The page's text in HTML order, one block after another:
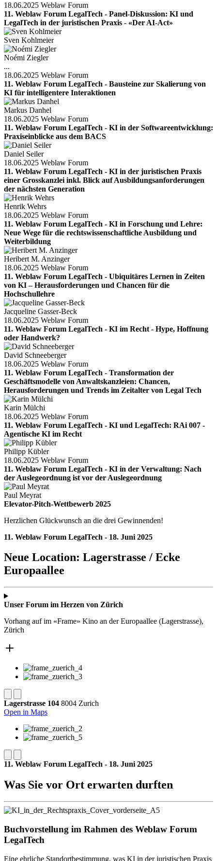
18.06.2025 Weblaw Forum
11. Weblaw Forum LegalTech - Panel-Diskussion: KI und
LegalTech in der juristischen Praxis - «Der AI-Act»
Sven Kohlmeier
Noémi Ziegler
...
18.06.2025 Weblaw Forum
11. Weblaw Forum LegalTech - Bausteine zur Skalierung von
KI für intelligentere Interaktionen
Markus Danhel
18.06.2025 Weblaw Forum
11. Weblaw Forum LegalTech - KI in der Softwareentwicklung:
Praxiseinblicke aus dem BACS
Daniel Seiler
18.06.2025 Weblaw Forum
11. Weblaw Forum LegalTech - KI in der juristischen Praxis
einer Grosskanzlei inkl. Blick auf Ausbildungsanforderungen
der nächsten Generation
Henrik Wehrs
18.06.2025 Weblaw Forum
11. Weblaw Forum LegalTech - KI in Forschung und Lehre:
Neue Wege für die rechtswissenschaftliche Ausbildung und
Weiterbildung
Heribert M. Anzinger
18.06.2025 Weblaw Forum
11. Weblaw Forum LegalTech - Ubiquitäres Lernen in Zeiten
von KI – Herausforderungen und Chancen für die
Hochschullehre
Jacqueline Gasser-Beck
18.06.2025 Weblaw Forum
11. Weblaw Forum LegalTech - KI im Recht - Hype, Hoffnung
oder Handwerk?
David Schneeberger
18.06.2025 Weblaw Forum
11. Weblaw Forum LegalTech - Transformation der
Geschäftsmodelle von Anwaltskanzleien: Chancen,
Herausforderungen und Trends im Zeitalter von Legal Tech
Karin Mülchi
18.06.2025 Weblaw Forum
11. Weblaw Forum LegalTech - KI und LegalTech: RAi 007 -
Agentische KI im Recht
Philipp Kübler
18.06.2025 Weblaw Forum
11. Weblaw Forum LegalTech - KI in der Verwaltung: Nach
der Auslegeordnung ist vor der Auslegeordnung
Paul Meyrat
Elevator-Pitch-Wettbewerb 2025
Herzlichen Glückwunsch an die drei Gewinnenden!
11. Weblaw Forum LegalTech - 18. Juni 2025
Neue Location: Lagerstrasse / Ecke
Europaallee
Unser Forum im Herzen von Zürich
Vorhang auf im «Frame» Kino an der Europaallee (Lagerstrasse),
Zürich
Lagerstrasse 104 8004 Zurich
Open in Maps
11. Weblaw Forum LegalTech - 18. Juni 2025
Was Sie vor Ort erwarten durften
Buchvorstellung im Rahmen des Weblaw Forum
LegalTech
Eine ehrliche Standortbestimmung, was KI in der juristischen Praxis